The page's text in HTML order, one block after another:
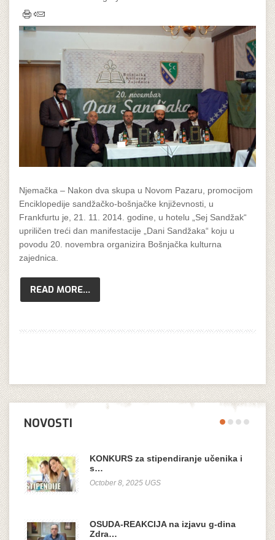
Njemačka – Nakon dva skupa u Novom Pazaru, promocijom
Enciklopedije sandžačko-bošnjačke književnosti, u
Frankfurtu je, 21. 11. 2014. godine, u hotelu „Sej Sandžak“
upriličen treći dan manifestacije „Dani Sandžaka“ koju u
povodu 20. novembra organizira Bošnjačka kulturna
zajednica.
READ MORE...
NOVOSTI
KONKURS za stipendiranje učenika i
s…
October 8, 2025 UGS
OSUDA-REAKCIJA na izjavu g-dina
Zdra…